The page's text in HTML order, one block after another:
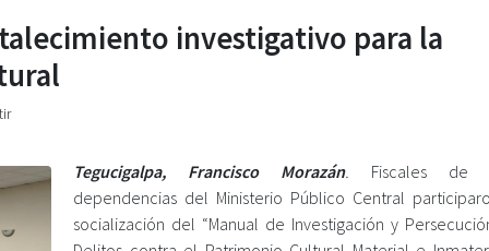
investigativo para la
Tegucigalpa, Francisco Morazán. Fiscales de
dependencias del Ministerio Público Central
socialización del “Manual de Investigación y